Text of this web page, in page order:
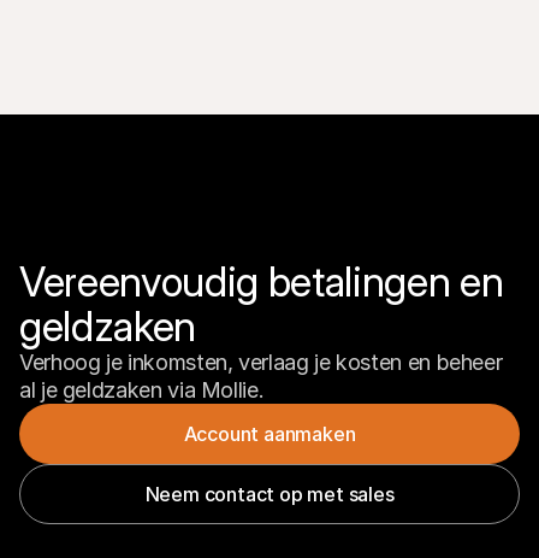
Vereenvoudig betalingen en
geldzaken
Verhoog je inkomsten, verlaag je kosten en beheer
al je geldzaken via Mollie.
Account aanmaken
Neem contact op met sales